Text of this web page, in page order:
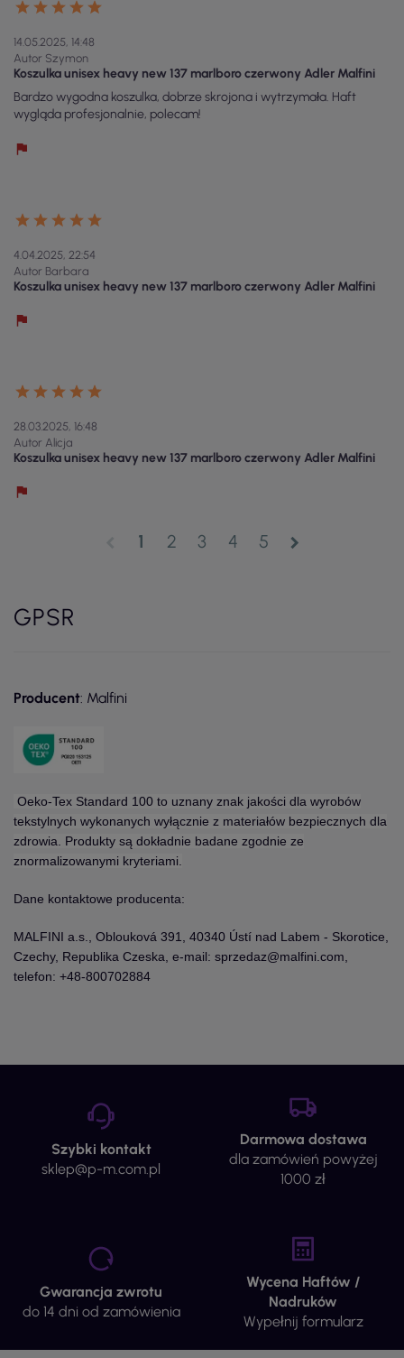
14.05.2025, 14:48
Autor Szymon
Koszulka unisex heavy new 137 marlboro czerwony Adler Malfini
Bardzo wygodna koszulka, dobrze skrojona i wytrzymała. Haft
wygląda profesjonalnie, polecam!
4.04.2025, 22:54
Autor Barbara
Koszulka unisex heavy new 137 marlboro czerwony Adler Malfini
28.03.2025, 16:48
Autor Alicja
Koszulka unisex heavy new 137 marlboro czerwony Adler Malfini
1 2 3 4 5 chevron_right
GPSR
Producent: Malfini
Oeko-Tex Standard 100 to uznany znak jakości dla wyrobów
tekstylnych wykonanych wyłącznie z materiałów bezpiecznych dla
zdrowia. Produkty są dokładnie badane zgodnie ze
znormalizowanymi kryteriami.
Dane kontaktowe producenta:
MALFINI a.s., Oblouková 391, 40340 Ústí nad Labem - Skorotice,
Czechy, Republika Czeska, e-mail: sprzedaz@malfini.com,
telefon: +48-800702884
Szybki kontakt
sklep@p-m.com.pl
Darmowa dostawa
dla zamówień powyżej
1000 zł
Gwarancja zwrotu
do 14 dni od zamówienia
Wycena Haftów /
Nadruków
Wypełnij formularz